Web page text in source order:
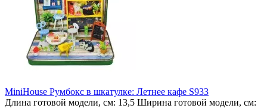
MiniHouse Румбокс в шкатулке: Летнее кафе S933
Длина готовой модели, см: 13,5 Ширина готовой модели, см: